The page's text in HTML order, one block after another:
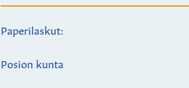
Paperilaskut:
Posion kunta